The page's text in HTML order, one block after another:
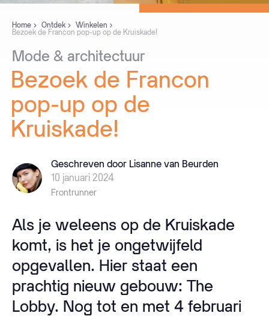
Home Ontdek
Winkelen
Bezoek de Francon pop-up op de Kruiskade!
Mode & architectuur
Bezoek de Francon
pop-up op de
Kruiskade!
Geschreven door Lisanne van Beurden
10 januari 2024
Frontrunner
Als je weleens op de Kruiskade
komt, is het je ongetwijfeld
opgevallen. Hier staat een
prachtig nieuw gebouw: The
Lobby. Nog tot en met 4 februari